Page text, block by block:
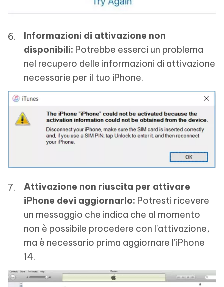
Informazioni di attivazione non
disponibili: Potrebbe esserci un problema
nel recupero delle informazioni di attivazione
necessarie per il tuo iPhone.
Attivazione non riuscita per attivare
iPhone devi aggiornarlo: Potresti ricevere
un messaggio che indica che al momento
non è possibile procedere con l'attivazione,
ma è necessario prima aggiornare l’iPhone
14.